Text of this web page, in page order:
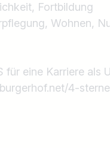
Fortbildung
Wohnen,
für eine Karriere als
4-